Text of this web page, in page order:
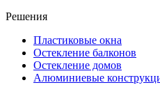
Решения
Пластиковые окна
Остекление балконов
Остекление домов
Алюминиевые